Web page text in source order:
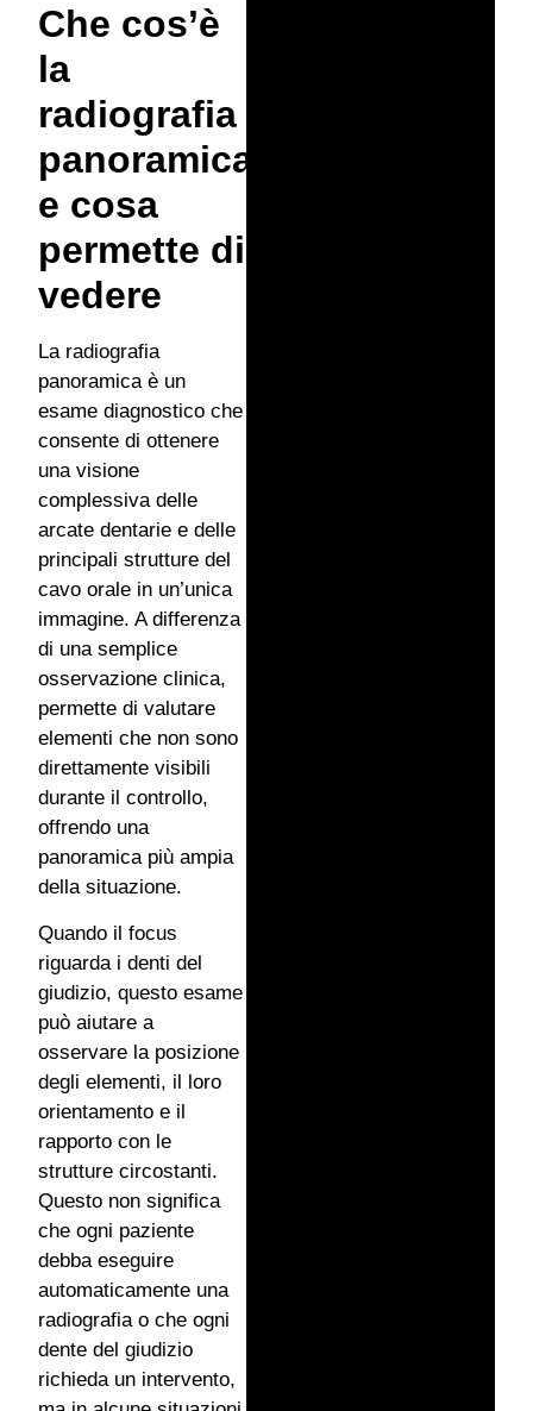
Che cos’è
la
radiografia
panoramica
e cosa
permette di
vedere
La radiografia
panoramica è un
esame diagnostico che
consente di ottenere
una visione
complessiva delle
arcate dentarie e delle
principali strutture del
cavo orale in un’unica
immagine. A differenza
di una semplice
osservazione clinica,
permette di valutare
elementi che non sono
direttamente visibili
durante il controllo,
offrendo una
panoramica più ampia
della situazione.
Quando il focus
riguarda i denti del
giudizio, questo esame
può aiutare a
osservare la posizione
degli elementi, il loro
orientamento e il
rapporto con le
strutture circostanti.
Questo non significa
che ogni paziente
debba eseguire
automaticamente una
radiografia o che ogni
dente del giudizio
richieda un intervento,